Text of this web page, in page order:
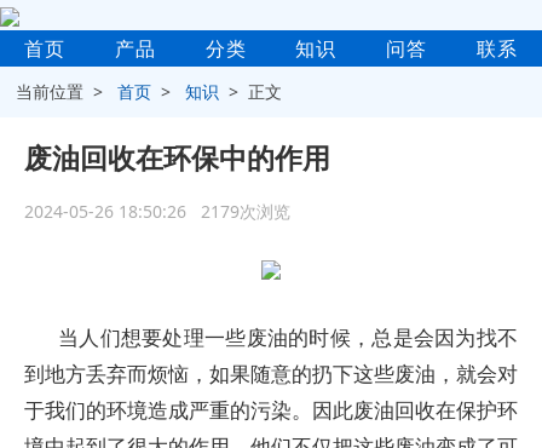
首页 产品 分类 知识 问答 联系
当前位置 >首页 >知识 > 正文
废油回收在环保中的作用
2024-05-26 18:50:26 2179次浏览
当人们想要处理一些废油的时候，总是会因为找不
到地方丢弃而烦恼，如果随意的扔下这些废油，就会对
于我们的环境造成严重的污染。因此废油回收在保护环